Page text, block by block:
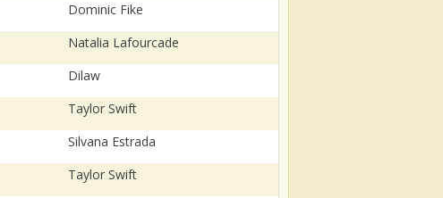
Dominic Fike
Natalia Lafourcade
Dilaw
Taylor Swift
Silvana Estrada
Taylor Swift